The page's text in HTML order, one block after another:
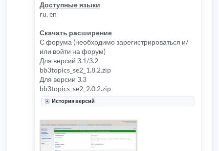
Доступные языки
ru, en
Скачать расширение
С форума (необходимо зарегистрироваться и/
или войти на форум)
Для версий 3.1/3.2
bb3topics_se2_1.8.2.zip
Для версии 3.3
bb3topics_se2_2.0.2.zip
История версий